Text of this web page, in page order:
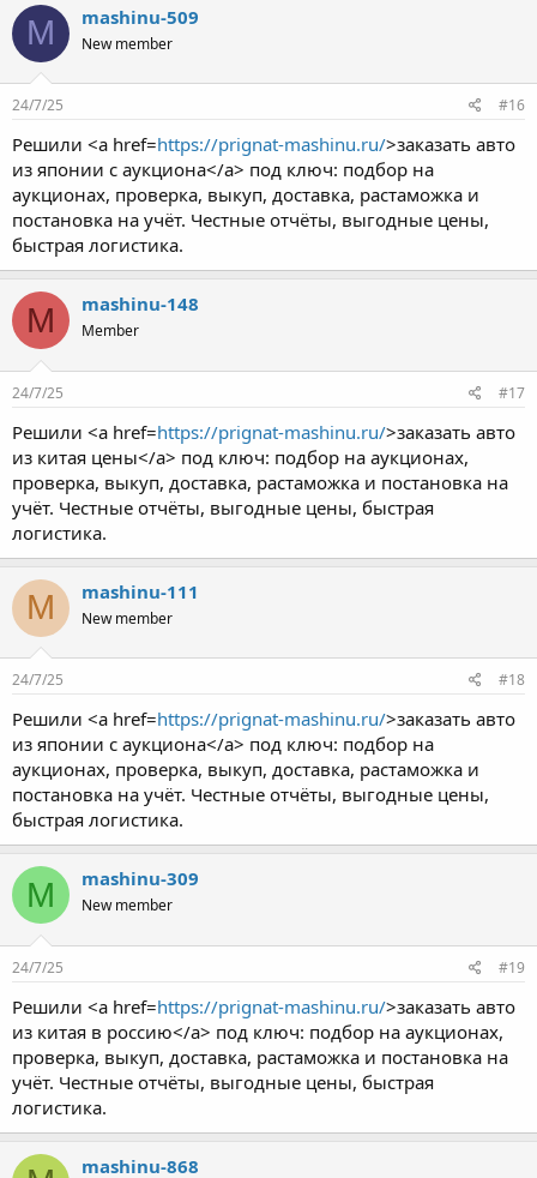
M mashinu-509
New member
24/7/25 #16
Решили <a href=https://prignat-mashinu.ru/>заказать авто
из японии с аукциона</a> под ключ: подбор на
аукционах, проверка, выкуп, доставка, растаможка и
постановка на учёт. Честные отчёты, выгодные цены,
быстрая логистика.
M mashinu-148
Member
24/7/25 #17
Решили <a href=https://prignat-mashinu.ru/>заказать авто
из китая цены</a> под ключ: подбор на аукционах,
проверка, выкуп, доставка, растаможка и постановка на
учёт. Честные отчёты, выгодные цены, быстрая
логистика.
M mashinu-111
New member
24/7/25 #18
Решили <a href=https://prignat-mashinu.ru/>заказать авто
из японии с аукциона</a> под ключ: подбор на
аукционах, проверка, выкуп, доставка, растаможка и
постановка на учёт. Честные отчёты, выгодные цены,
быстрая логистика.
M mashinu-309
New member
24/7/25 #19
Решили <a href=https://prignat-mashinu.ru/>заказать авто
из китая в россию</a> под ключ: подбор на аукционах,
проверка, выкуп, доставка, растаможка и постановка на
учёт. Честные отчёты, выгодные цены, быстрая
логистика.
mashinu-868